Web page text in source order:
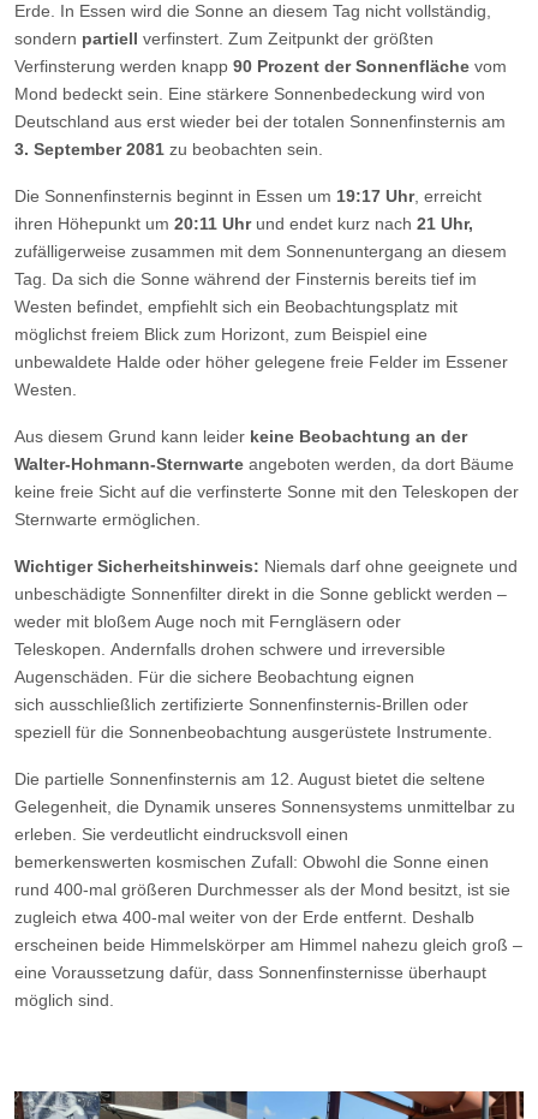
Erde. In Essen wird die Sonne an diesem Tag nicht vollständig,
sondern partiell verfinstert. Zum Zeitpunkt der größten
Verfinsterung werden knapp 90 Prozent der Sonnenfläche vom
Mond bedeckt sein. Eine stärkere Sonnenbedeckung wird von
Deutschland aus erst wieder bei der totalen Sonnenfinsternis am
3. September 2081 zu beobachten sein.
Die Sonnenfinsternis beginnt in Essen um 19:17 Uhr, erreicht
ihren Höhepunkt um 20:11 Uhrund endet kurz nach 21 Uhr,
zufälligerweise zusammen mit dem Sonnenuntergang an diesem
Tag. Da sich die Sonne während der Finsternis bereits tief im
Westen befindet, empfiehlt sich ein Beobachtungsplatz mit
möglichst freiem Blick zum Horizont, zum Beispiel eine
unbewaldete Halde oder höher gelegene freie Felder im Essener
Westen.
Aus diesem Grund kann leider keine Beobachtung an der
Walter-Hohmann-Sternwarte angeboten werden, da dort Bäume
keine freie Sicht auf die verfinsterte Sonne mit den Teleskopen der
Sternwarte ermöglichen.
Wichtiger Sicherheitshinweis: Niemals darf ohne geeignete und
unbeschädigte Sonnenfilter direkt in die Sonne geblickt werden –
weder mit bloßem Auge noch mit Ferngläsern oder
Teleskopen. Andernfalls drohen schwere und irreversible
Augenschäden. Für die sichere Beobachtung eignen
sich ausschließlich zertifizierte Sonnenfinsternis-Brillen oder
speziell für die Sonnenbeobachtung ausgerüstete Instrumente.
Die partielle Sonnenfinsternis am 12. August bietet die seltene
Gelegenheit, die Dynamik unseres Sonnensystems unmittelbar zu
erleben. Sie verdeutlicht eindrucksvoll einen
bemerkenswerten kosmischen Zufall: Obwohl die Sonne einen
rund 400-mal größeren Durchmesser als der Mond besitzt, ist sie
zugleich etwa 400-mal weiter von der Erde entfernt. Deshalb
erscheinen beide Himmelskörper am Himmel nahezu gleich groß –
eine Voraussetzung dafür, dass Sonnenfinsternisse überhaupt
möglich sind.